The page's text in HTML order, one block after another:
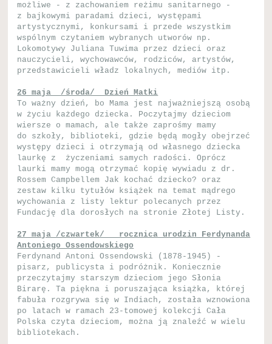
możliwe - z zachowaniem reżimu sanitarnego -
z bajkowymi paradami dzieci, występami
artystycznymi, konkursami i przede wszystkim
wspólnym czytaniem wybranych utworów np.
Lokomotywy Juliana Tuwima przez dzieci oraz
nauczycieli, wychowawców, rodziców, artystów,
przedstawicieli władz lokalnych, mediów itp.
26 maja /środa/ Dzień Matki
To ważny dzień, bo Mama jest najważniejszą osobą
w życiu każdego dziecka. Poczytajmy dzieciom
wiersze o mamach, ale także zaprośmy mamy
do szkoły, biblioteki, gdzie będą mogły obejrzeć
występy dzieci i otrzymają od własnego dziecka
laurkę z życzeniami samych radości. Oprócz
laurki mamy mogą otrzymać kopię wywiadu z dr.
Rossem Campbellem Jak kochać dziecko? oraz
zestaw kilku tytułów książek na temat mądrego
wychowania z listy lektur polecanych przez
Fundację dla dorosłych na stronie Złotej Listy.
27 maja /czwartek/ rocznica urodzin Ferdynanda
Antoniego Ossendowskiego
Ferdynand Antoni Ossendowski (1878-1945) -
pisarz, publicysta i podróżnik. Koniecznie
przeczytajmy starszym dzieciom jego Słonia
Birarę. Ta piękna i poruszająca książka, której
fabuła rozgrywa się w Indiach, została wznowiona
po latach w ramach 23-tomowej kolekcji Cała
Polska czyta dzieciom, można ją znaleźć w wielu
bibliotekach.